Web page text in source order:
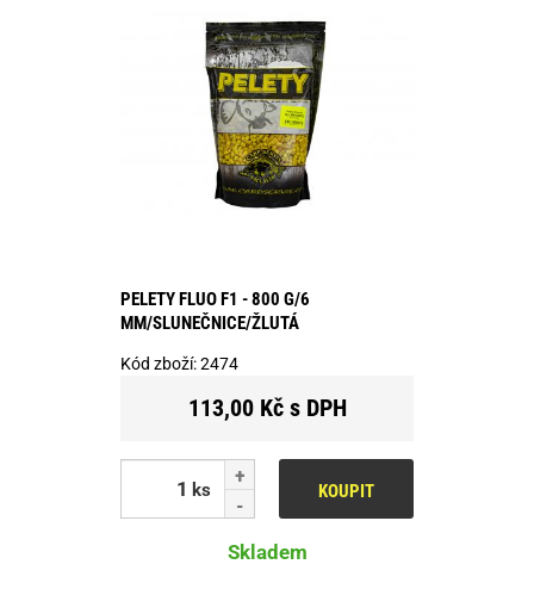
PELETY FLUO F1 - 800 G/6
MM/SLUNEČNICE/ŽLUTÁ
Kód zboží:2474
113,00 Kč s DPH
ks KOUPIT
Skladem